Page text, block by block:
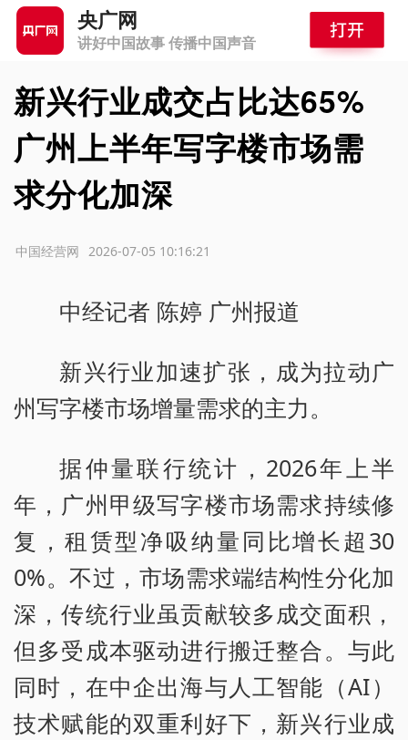
央广网
讲好中国故事 传播中国声音
新兴行业成交占比达65%
广州上半年写字楼市场需
求分化加深
2026-07-05 10:16:21
中国经营网
中经记者 陈婷 广州报道
新兴行业加速扩张，成为拉动广
州写字楼市场增量需求的主力。
据仲量联行统计，2026年上半
年，广州甲级写字楼市场需求持续修
复，租赁型净吸纳量同比增长超30
0%。不过，市场需求端结构性分化加
深，传统行业虽贡献较多成交面积，
但多受成本驱动进行搬迁整合。与此
同时，在中企出海与人工智能（AI）
技术赋能的双重利好下，新兴行业成